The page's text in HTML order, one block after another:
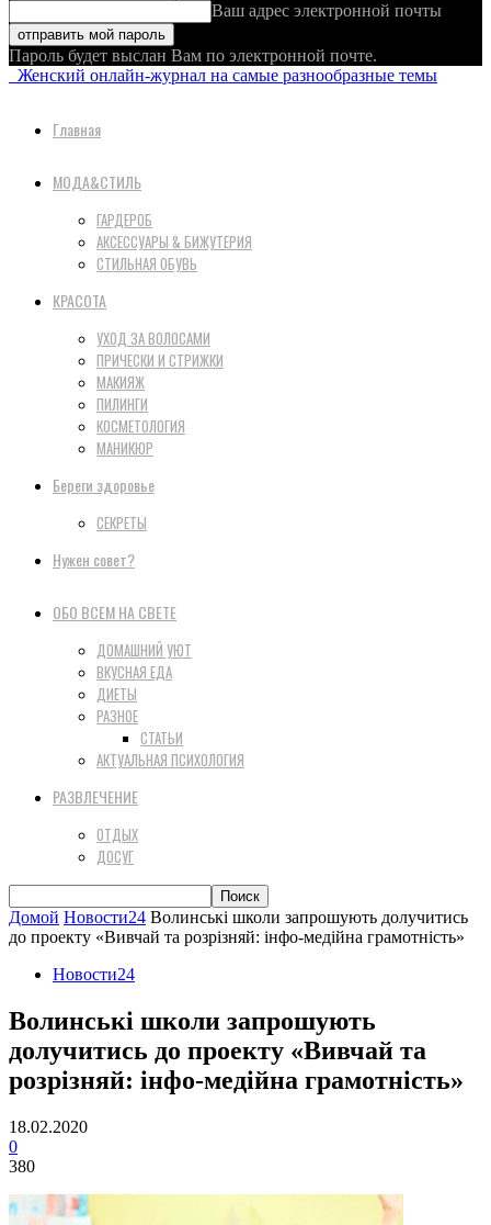
Ваш адрес электронной почты
Пароль будет выслан Вам по электронной почте.
Женский онлайн-журнал на самые разнообразные темы
Главная
МОДА&СТИЛЬ
ГАРДЕРОБ
АКСЕССУАРЫ & БИЖУТЕРИЯ
СТИЛЬНАЯ ОБУВЬ
КРАСОТА
УХОД ЗА ВОЛОСАМИ
ПРИЧЕСКИ И СТРИЖКИ
МАКИЯЖ
ПИЛИНГИ
КОСМЕТОЛОГИЯ
МАНИКЮР
Береги здоровье
СЕКРЕТЫ
Нужен совет?
ОБО ВСЕМ НА СВЕТЕ
ДОМАШНИЙ УЮТ
ВКУСНАЯ ЕДА
ДИЕТЫ
РАЗНОЕ
СТАТЬИ
АКТУАЛЬНАЯ ПСИХОЛОГИЯ
РАЗВЛЕЧЕНИЕ
ОТДЫХ
ДОСУГ
Домой Новости24 Волинські школи запрошують долучитись
до проекту «Вивчай та розрізняй: інфо-медійна грамотність»
Новости24
Волинські школи запрошують
долучитись до проекту «Вивчай та
розрізняй: інфо-медійна грамотність»
18.02.2020
0
380